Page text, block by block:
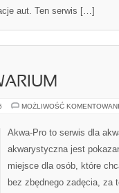
aut. Ten serwis […]
MOŻLIWOŚĆ
Akwa-Pro to serwis dla
akwarystyczna jest
miejsce dla osób, które
bez zbędnego zadęcia, za